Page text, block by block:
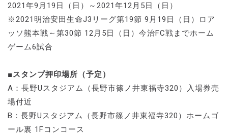
2021年9月19日（日）～2021年12月5日（日）
※2021明治安田生命J3リーグ第19節 9月19日（日）ロア
ッソ熊本戦～第30節 12月5日（日）今治FC戦までホーム
ゲーム6試合
■スタンプ押印場所（予定）
A：長野Uスタジアム（長野市篠ノ井東福寺320）入場券売
場付近
B：長野Uスタジアム（長野市篠ノ井東福寺320）ホームゴ
ール裏 1Fコンコース